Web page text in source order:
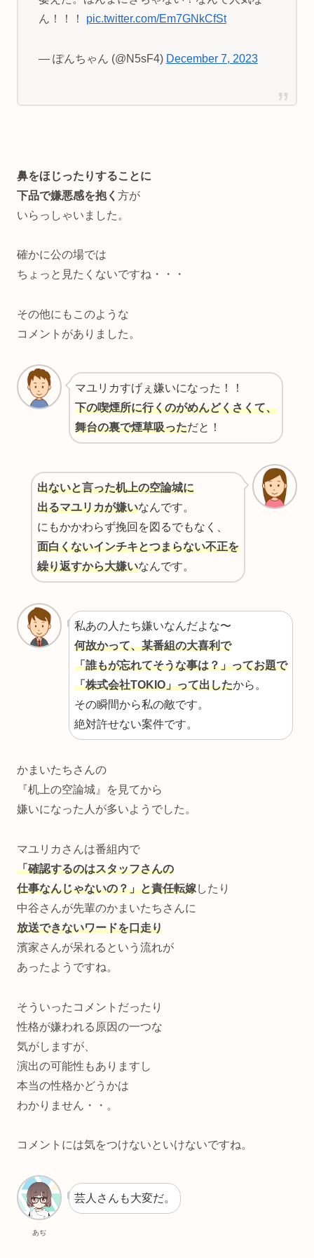
ん！！！ pic.twitter.com/Em7GNkCfSt
— ぽんちゃん (@N5sF4) December 7, 2023
鼻をほじったりすることに
下品で嫌悪感を抱く 方が
いらっしゃいました。
確かに公の場では
ちょっと見たくないですね・・・
その他にもこのような
コメントがありました。
マユリカすげぇ 嫌いになった！！
下の喫煙所に行くのがめんどくさくて、
舞台の裏で煙草吸っただと！
出ないと言った机上の空論城に
出るマユリカが嫌いなんです。
にもかかわらず挽回を図るでもなく、
面白くないインチキとつまらない不正を
繰り返すから大嫌いなんです。
私あの人たち嫌いなんだよな〜
何故かって、某番組の大喜利で
「誰もが忘れてそうな事は？」ってお題で
「株式会社TOKIO」って出したから。
その瞬間から私の敵です。
絶対許せない案件です。
かまいたちさんの
『机上の空論城 』を見てから
嫌いになった人が多いようでした。
マユリカさんは番組内で
「確認するのはスタッフさんの
仕事なんじゃないの？」と責任転嫁したり
中谷さんが先輩のかまいたちさんに
放送できないワードを口走り
濱家さんが呆れるという流れが
あったようですね。
そういったコメントだったり
性格が嫌われる原因の一つな
気がしますが、
演出の可能性もありますし
本当の性格かどうかは
わかりません・・。
コメントには気をつけないといけないですね。
あぢ
芸人さんも大変だ。